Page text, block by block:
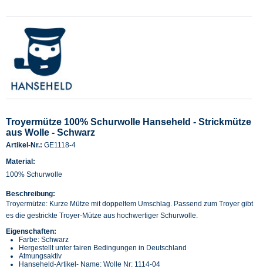
Troyermütze 100% Schurwolle Hanseheld - Strickmütze
aus Wolle - Schwarz
Artikel-Nr.: GE1118-4
Material:
100% Schurwolle
Beschreibung:
Troyermütze: Kurze Mütze mit doppeltem Umschlag. Passend zum Troyer gibt
es die gestrickte Troyer-Mütze aus hochwertiger Schurwolle.
Eigenschaften:
Farbe: Schwarz
Hergestellt unter fairen Bedingungen in Deutschland
Atmungsaktiv
Hanseheld-Artikel- Name: Wolle Nr: 1114-04